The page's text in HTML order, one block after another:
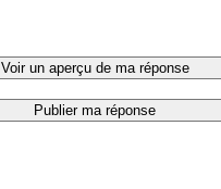
Voir un aperçu de ma réponse
Publier ma réponse